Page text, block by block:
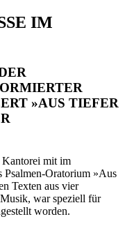
IM
»AUS TIEFER
Kantorei mit im
Oratorium »Aus
Texten aus vier
war speziell für
worden.